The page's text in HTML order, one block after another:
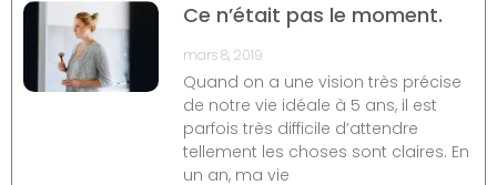
Ce n’était pas le moment.
mars 8, 2019
Quand on a une vision très précise
de notre vie idéale à 5 ans, il est
parfois très difficile d’attendre
tellement les choses sont claires. En
un an, ma vie